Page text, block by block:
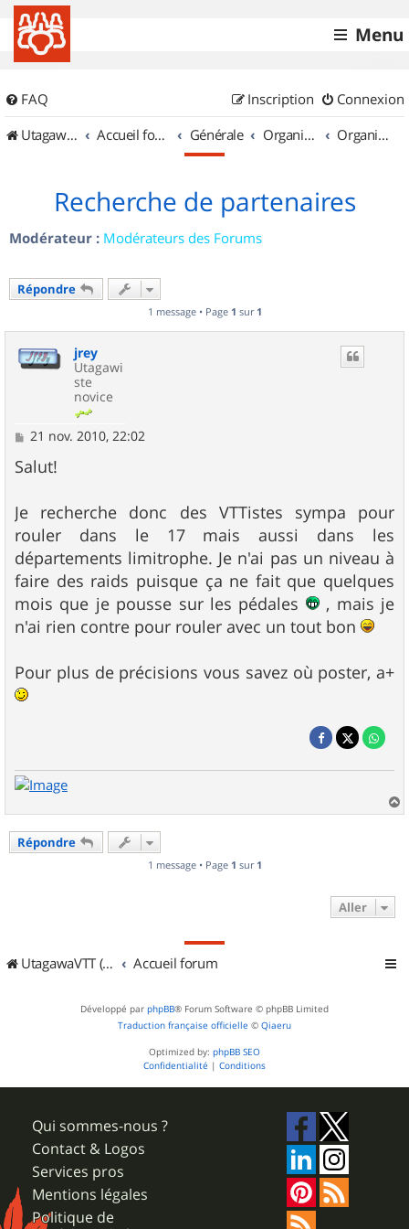
Menu
FAQ Connexion
Inscription
UtagawaVTT (Randos VTT et VTTAE avec traces GPS)
Accueil forum Générale Organisation de sorties & Recherche de partenaires Organisation de sorties en région Poitou Charentes
Recherche de partenaires
Modérateur : Modérateurs des Forums
Répondre
1 message • Page 1 sur 1
jrey
Utagawi
ste
novice
M
s
s
g
e
21 nov. 2010, 22:02
Salut!
Je recherche donc des VTTistes sympa pour
rouler dans le 17 mais aussi dans les
départements limitrophe. Je n'ai pas un niveau à
faire des raids puisque ça ne fait que quelques
mois que je pousse sur les pédales
, mais je
n'ai rien contre pour rouler avec un tout bon
Pour plus de précisions vous savez où poster, a+
a
Répondre
1 message • Page 1 sur 1
Aller
UtagawaVTT (Randos VTT et VTTAE avec traces GPS) Accueil forum
Développé par phpBB® Forum Software © phpBB Limited
Traduction française officielle © Qiaeru
Optimized by: phpBB SEO
Confidentialité | Conditions
Qui sommes-nous ?
Contact & Logos
Services pros
Mentions légales
Politique de